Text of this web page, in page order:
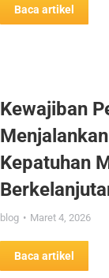
Baca artikel
Kewajiban
Kepatuhan
blog Maret 4, 2026
Baca artikel